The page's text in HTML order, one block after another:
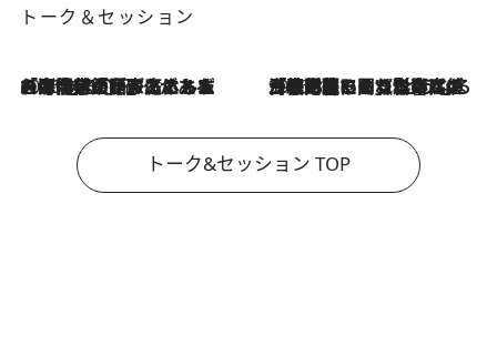
トーク＆セッション
2026.8.3
「今後値上げがあるとすれば…」「リスクがあるのは今年の冬」エネルギー専門家が語る、ホルムズ海峡封鎖が家庭にもたらす“ある心配” 2026.8.3
「住宅建てられない…」「サーチャージ料の高値が続いている」ホルムズ海峡封鎖による影響はいつまで続く？《エネルギー専門家に聞く“どうなる日本の暮らし”》
トーク&セッション TOP